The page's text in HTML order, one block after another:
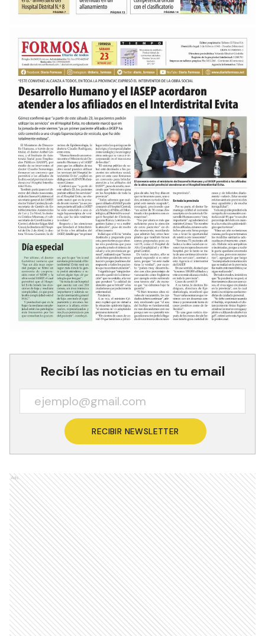
Recibí las noticias en tu email
RECIBIR NEWSLETTER
Ads